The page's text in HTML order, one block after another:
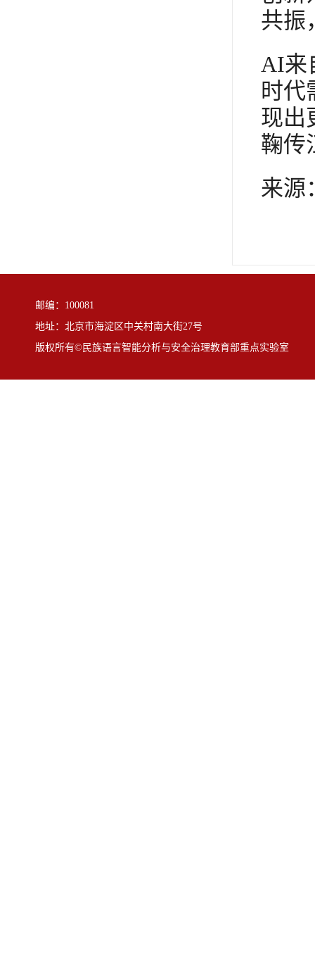
共振
AI来
时代
现出
鞠传
来源
邮编：100081
地址：北京市海淀区中关村南大街27号
版权所有©民族语言智能分析与安全治理教育部重点实验室